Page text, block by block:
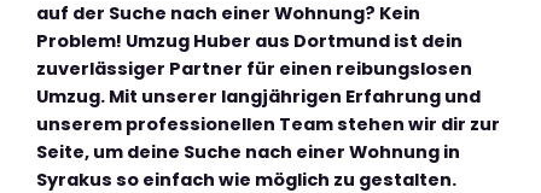
auf der Suche nach einer Wohnung? Kein
Problem! Umzug Huber aus Dortmund ist dein
zuverlässiger Partner für einen reibungslosen
Umzug. Mit unserer langjährigen Erfahrung und
unserem professionellen Team stehen wir dir zur
Seite, um deine Suche nach einer Wohnung in
Syrakus so einfach wie möglich zu gestalten.